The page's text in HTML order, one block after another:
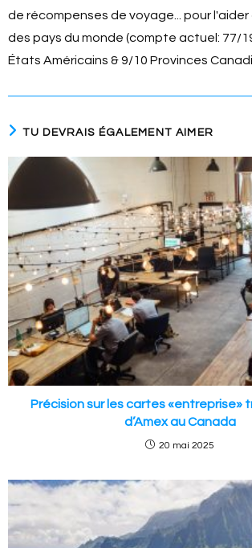
de récompenses de voyage... pour
des pays du monde (compte actuel: 77/
États Américains & 9/10 Provinces
TU DEVRAIS ÉGALEMENT AIMER
Précision sur les cartes «entreprise»
d’Amex au Canada
20 mai 2025